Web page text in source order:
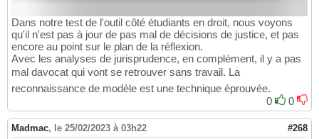
Dans notre test de l'outil côté étudiants en droit, nous voyons
qu'il n'est pas à jour de pas mal de décisions de justice, et pas
encore au point sur le plan de la réflexion.
Avec les analyses de jurisprudence, en complément, il y a pas
mal davocat qui vont se retrouver sans travail. La
reconnaissance de modèle est une technique éprouvée.
0
0
Madmac, le 25/02/2023 à 03h22 #268